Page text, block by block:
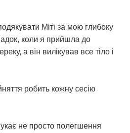
Міті за мою глибоку
коли я прийшла до
а він вилікував все тіло і
робить кожну сесію
не просто полегшення